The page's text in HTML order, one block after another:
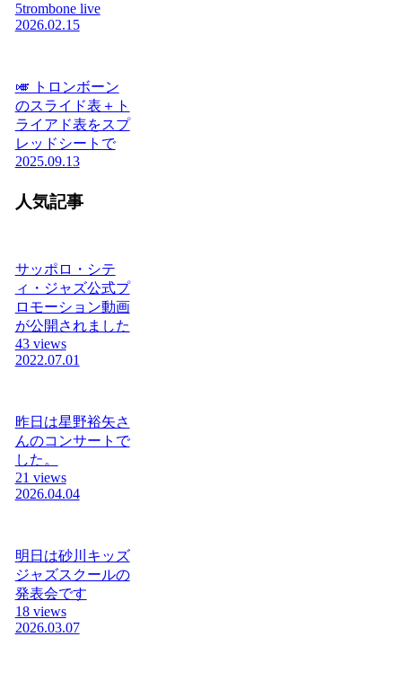
5trombone live
2026.02.15
🎺 トロンボーン
のスライド表＋ト
ライアド表をスプ
レッドシートで
2025.09.13
人気記事
サッポロ・シテ
ィ・ジャズ公式プ
ロモーション動画
が公開されました
43 views
2022.07.01
昨日は星野裕矢さ
んのコンサートで
した。
21 views
2026.04.04
明日は砂川キッズ
ジャズスクールの
発表会です
18 views
2026.03.07